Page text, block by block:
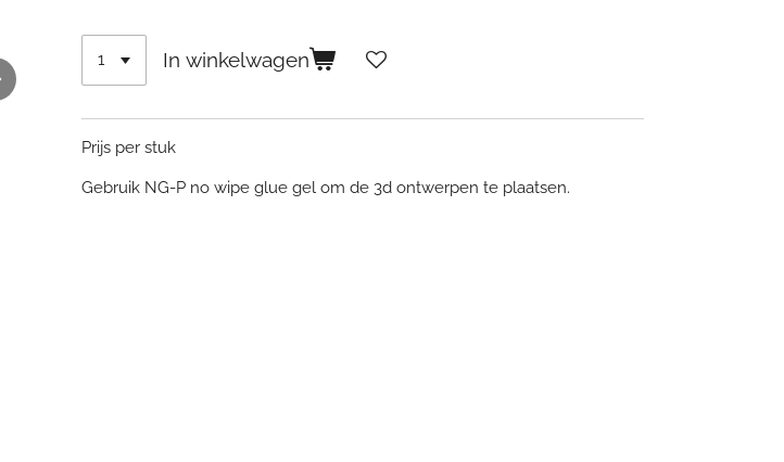
In winkelwagen
Prijs per stuk
Gebruik NG-P no wipe glue gel om de 3d ontwerpen te plaatsen.